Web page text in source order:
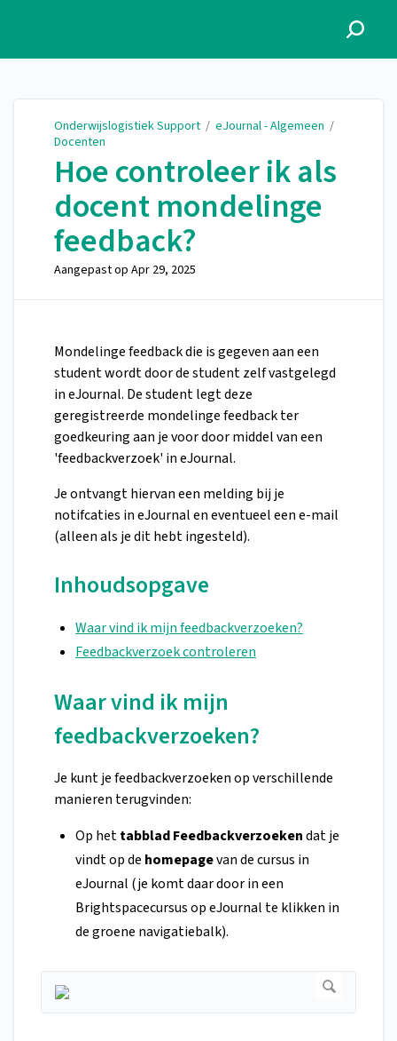
Onderwijslogistiek Support / eJournal - Algemeen /
Docenten
Hoe controleer ik als
docent mondelinge
feedback?
Aangepast op Apr 29, 2025
Mondelinge feedback die is gegeven aan een
student wordt door de student zelf vastgelegd
in eJournal. De student legt deze
geregistreerde mondelinge feedback ter
goedkeuring aan je voor door middel van een
'feedbackverzoek' in eJournal.
Je ontvangt hiervan een melding bij je
notifcaties in eJournal en eventueel een e-mail
(alleen als je dit hebt ingesteld).
Inhoudsopgave
Waar vind ik mijn feedbackverzoeken?
Feedbackverzoek controleren
Waar vind ik mijn
feedbackverzoeken?
Je kunt je feedbackverzoeken op verschillende
manieren terugvinden:
Op hettabblad Feedbackverzoekendat je
vindt op de homepagevan de cursus in
eJournal (je komt daar door in een
Brightspacecursus op eJournal te klikken in
de groene navigatiebalk).